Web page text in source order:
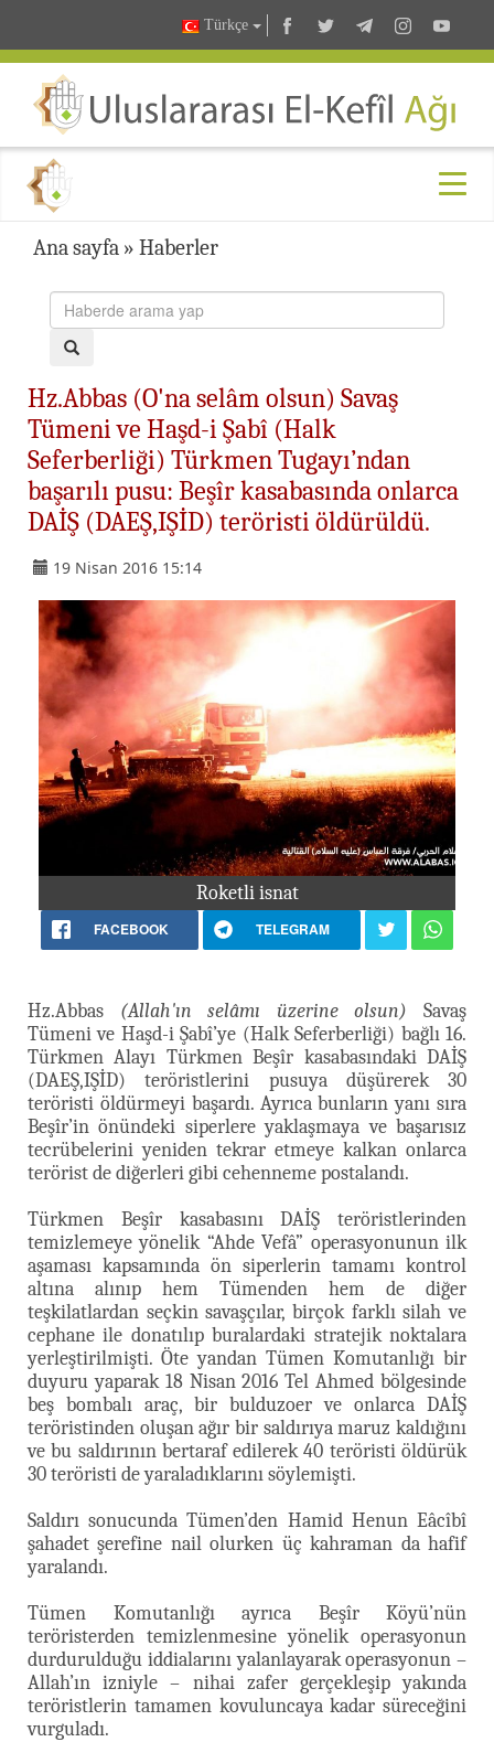
Türkçe
Ana sayfa » Haberler
Hz.Abbas (O'na selâm olsun) Savaş
Tümeni ve Haşd-i Şabî (Halk
Seferberliği) Türkmen Tugayı’ndan
başarılı pusu: Beşîr kasabasında onlarca
DAİŞ (DAEŞ,IŞİD) teröristi öldürüldü.
19 Nisan 2016 15:14
Roketli isnat
FACEBOOK TELEGRAM
Hz.Abbas (Allah'ın selâmı üzerine olsun) Savaş
Tümeni ve Haşd-i Şabî’ye (Halk Seferberliği) bağlı 16.
Türkmen Alayı Türkmen Beşîr kasabasındaki DAİŞ
(DAEŞ,IŞİD) teröristlerini pusuya düşürerek 30
teröristi öldürmeyi başardı. Ayrıca bunların yanı sıra
Beşîr’in önündeki siperlere yaklaşmaya ve başarısız
tecrübelerini yeniden tekrar etmeye kalkan onlarca
terörist de diğerleri gibi cehenneme postalandı.
Türkmen Beşîr kasabasını DAİŞ teröristlerinden
temizlemeye yönelik “Ahde Vefâ” operasyonunun ilk
aşaması kapsamında ön siperlerin tamamı kontrol
altına alınıp hem Tümenden hem de diğer
teşkilatlardan seçkin savaşçılar, birçok farklı silah ve
cephane ile donatılıp buralardaki stratejik noktalara
yerleştirilmişti. Öte yandan Tümen Komutanlığı bir
duyuru yaparak 18 Nisan 2016 Tel Ahmed bölgesinde
beş bombalı araç, bir bulduzoer ve onlarca DAİŞ
teröristinden oluşan ağır bir saldırıya maruz kaldığını
ve bu saldırının bertaraf edilerek 40 teröristi öldürük
30 teröristi de yaraladıklarını söylemişti.
Saldırı sonucunda Tümen’den Hamid Henun Eâcîbî
şahadet şerefine nail olurken üç kahraman da hafif
yaralandı.
Tümen Komutanlığı ayrıca Beşîr Köyü’nün
teröristerden temizlenmesine yönelik operasyonun
durdurulduğu iddialarını yalanlayarak operasyonun –
Allah’ın izniyle – nihai zafer gerçekleşip yakında
teröristlerin tamamen kovuluncaya kadar süreceğini
vurguladı.